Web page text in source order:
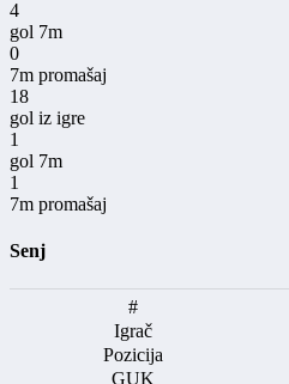
4
gol 7m
0
7m promašaj
18
gol iz igre
1
gol 7m
1
7m promašaj
Senj